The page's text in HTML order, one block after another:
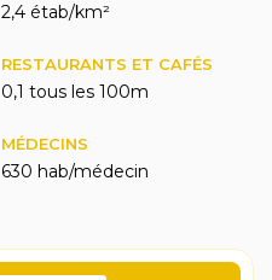
2,4 étab/km²
RESTAURANTS ET CAFÉS
0,1 tous les 100m
MÉDECINS
630 hab/médecin